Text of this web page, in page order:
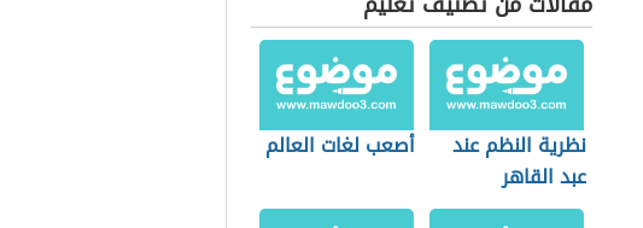
نظرية النظم عند
عبد القاهر
الجرجاني
أصعب لغات العالم